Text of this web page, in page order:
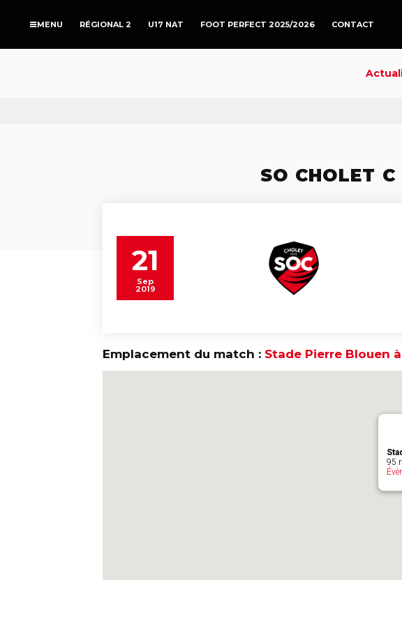
RÉGIONAL 2 U17 NAT FOOT PERFECT 2025/2026 CONTACT
SO CHOLET
21
Sep
2019
Emplacement du match : Stade Pierre Blouen
95